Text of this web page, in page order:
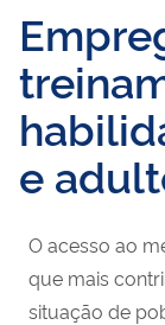
e
O acesso ao
que mais
situação de